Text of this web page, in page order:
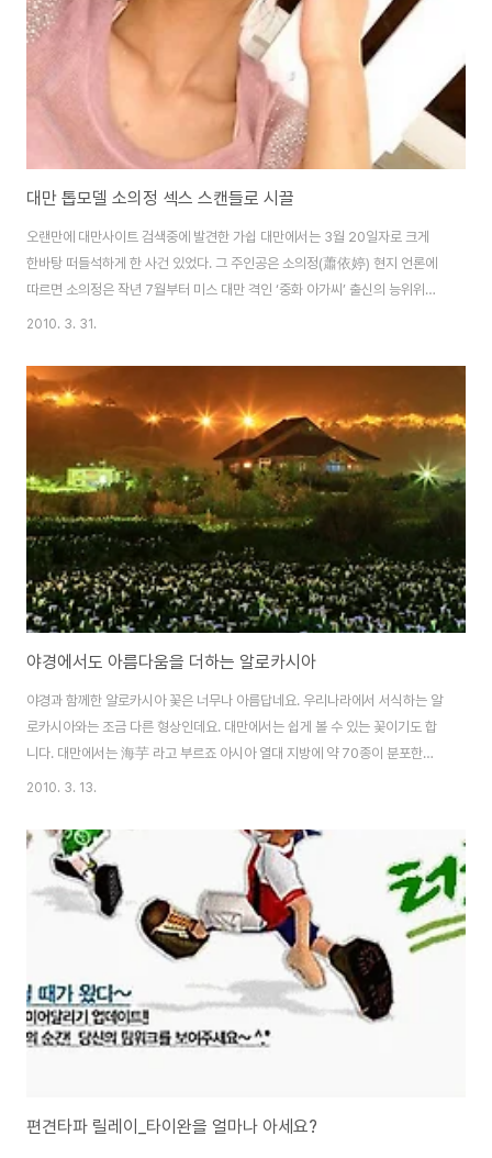
아태권도연맹 홈페이지는 ..
대만 톱모델 소의정 섹스 스캔들로 시끌
오랜만에 대만사이트 검색중에 발견한 가쉽 대만에서는 3월 20일자로 크게
한바탕 떠들석하게 한 사건 있었다. 그 주인공은 소의정(蕭依婷) 현지 언론에
따르면 소의정은 작년 7월부터 미스 대만 격인 ‘중화 아가씨’ 출신의 능위위
(36·링웨이웨이)의 중개로 성매매를 해온 것으로 드러났다고 한다. 성매매는
라 가격이 뛴 것으로 조사되었으며, 성접대로 번 돈은 소의정과 능위위가 5:5
또는 6:4로 나눠 가진 것으로 알려졌다. 특히 소의정은 손님의 외모가 맘에 들
지 않으면 접대를 거부하는 등 손님을 가려가면서 성접대에 응한 것으로 전해
졌다고 한다. 한편 소의정은 영화 여름날의 모모차 망명지도등에 출현했으며
대만 톱가수 주걸륜의 뮤지비디오등..
2010. 3. 31.
야경에서도 아름다움을 더하는 알로카시아
야경과 함께한 알로카시아 꽃은 너무나 아름답네요. 우리나라에서 서식하는 알
로카시아와는 조금 다른 형상인데요. 대만에서는 쉽게 볼 수 있는 꽃이기도 합
니다. 대만에서는 海芋 라고 부르죠 아시아 열대 지방에 약 70종이 분포한다.
관엽식물이 많으며, 알줄기가 있다. 마크로리자(A. macrorhiza)는 강한 독성
필리핀이 원산지인 산데리아나(A. sanderiana)는 잎이 삼각형이고 가장자리
가 깊게 갈라지며 은빛이 도는 맥이 있어 아름답다. 보르네오가 원산지인 로우
이(A. lowii)는 산데리아나와 비슷하게 생겼으나 잎이 갈라지지 않는다. 메타
리카(A. indica var. metarica)는 잎이 크고 둥글며, 온도가 ..
2010. 3. 13.
편견타파 릴레이_타이완을 얼마나 아세요?